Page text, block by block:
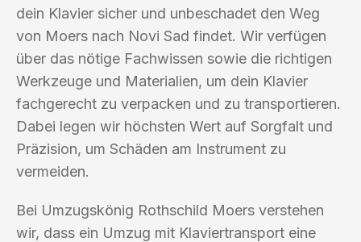
dein Klavier sicher und unbeschadet den Weg
von Moers nach Novi Sad findet. Wir verfügen
über das nötige Fachwissen sowie die richtigen
Werkzeuge und Materialien, um dein Klavier
fachgerecht zu verpacken und zu transportieren.
Dabei legen wir höchsten Wert auf Sorgfalt und
Präzision, um Schäden am Instrument zu
vermeiden.
Bei Umzugskönig Rothschild Moers verstehen
wir, dass ein Umzug mit Klaviertransport eine